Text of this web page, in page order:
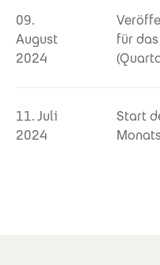
09.
August
2024
für
11. Juli
2024
Start